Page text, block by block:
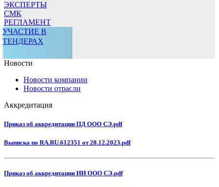
ЭКСПЕРТЫ
СМК
РЕГЛАМЕНТ
УЧАСТИЕ В
ТЕНДЕРАХ
Новости
Новости компании
Новости отрасли
Аккредитация
Приказ об аккредитации ПД ООО СЭ.pdf
Выписка по RA.RU.612351 от 28.12.2023.pdf
Приказ об аккредитации ИИ ООО СЭ.pdf